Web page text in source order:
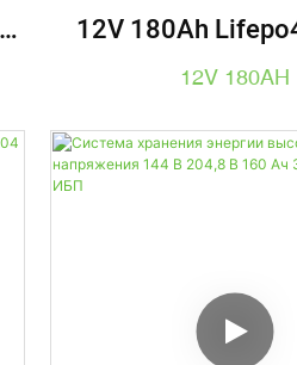
12V 180Ah
Ионный
Для Солнечной
12V 180AH